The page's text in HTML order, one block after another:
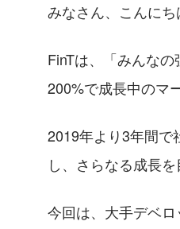
みなさん、こんにち
FinTは、「みんな
200%で成長中のマ
2019年より3年間で
し、さらなる成長
今回は、大手デベ